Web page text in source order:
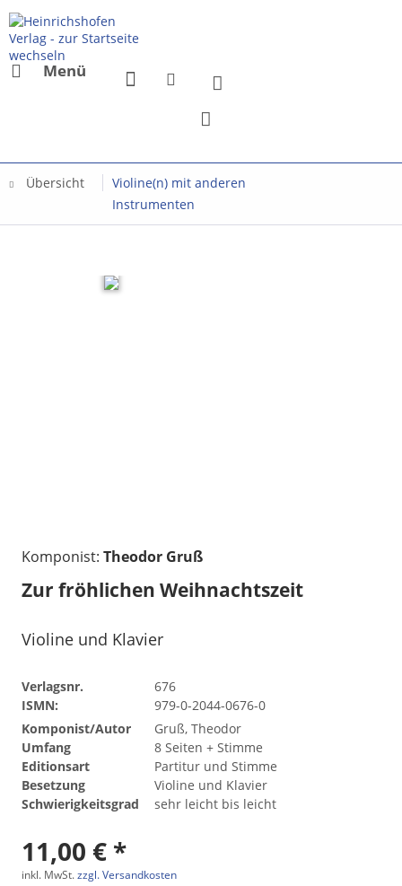
Menü
Übersicht
Violine(n) mit anderen
Instrumenten
Komponist: Theodor Gruß
Zur fröhlichen Weihnachtszeit
Violine und Klavier
Verlagsnr.
676
ISMN:
979-0-2044-0676-0
Komponist/Autor
Gruß, Theodor
Umfang
8 Seiten + Stimme
Editionsart
Partitur und Stimme
Besetzung
Violine und Klavier
Schwierigkeitsgrad
sehr leicht bis leicht
11,00 € *
inkl. MwSt.zzgl. Versandkosten